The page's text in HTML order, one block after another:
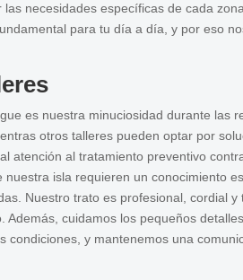
necesidades específicas de cada
para tu día a día, y por eso
es nuestra minuciosidad durante las
otros talleres pueden optar por
atención al tratamiento preventivo
isla requieren un conocimiento
Nuestro trato es profesional, cordial
cuidamos los pequeños
y mantenemos una